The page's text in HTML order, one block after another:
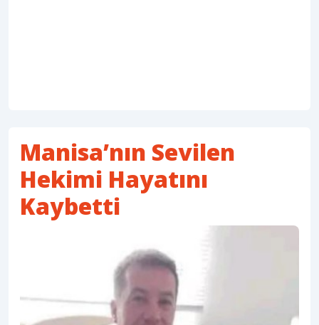
Manisa’nın Sevilen
Hekimi Hayatını
Kaybetti